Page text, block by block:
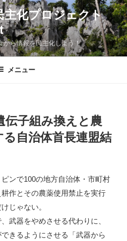
主化プロジェクト
から情報を民主化しよう！
メニュー
伝子組み換えと農
自治体首長連盟結
ンで100の地方自治体・市町村
作とその農薬使用禁止を実行
じゃない。
武器をやめさせる代わりに、
きるようにさせる「武器から